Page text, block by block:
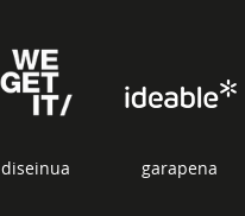
diseinua garapena